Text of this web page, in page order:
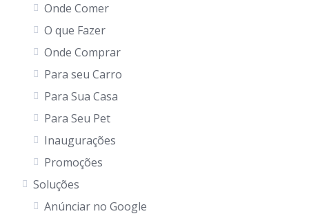
Onde Comer
O que Fazer
Onde Comprar
Para seu Carro
Para Sua Casa
Para Seu Pet
Inaugurações
Promoções
Soluções
Anúnciar no Google